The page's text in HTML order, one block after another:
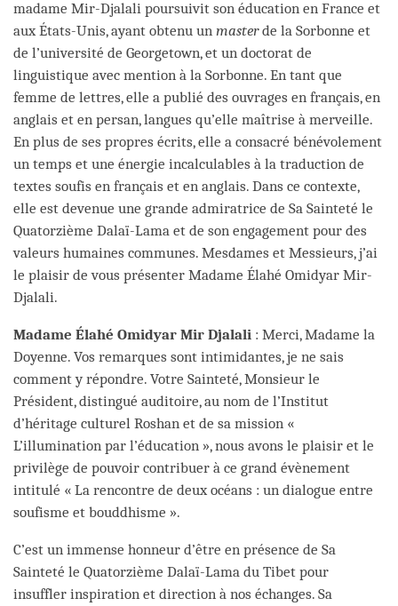
madame Mir-Djalali poursuivit son éducation en France et
aux États-Unis, ayant obtenu un masterde la Sorbonne et
de l’université de Georgetown, et un doctorat de
linguistique avec mention à la Sorbonne. En tant que
femme de lettres, elle a publié des ouvrages en français, en
anglais et en persan, langues qu’elle maîtrise à merveille.
En plus de ses propres écrits, elle a consacré bénévolement
un temps et une énergie incalculables à la traduction de
textes soufis en français et en anglais. Dans ce contexte,
elle est devenue une grande admiratrice de Sa Sainteté le
Quatorzième Dalaï-Lama et de son engagement pour des
valeurs humaines communes. Mesdames et Messieurs, j’ai
le plaisir de vous présenter Madame Élahé Omidyar Mir-
Djalali.
Madame Élahé Omidyar Mir Djalali : Merci, Madame la
Doyenne. Vos remarques sont intimidantes, je ne sais
comment y répondre. Votre Sainteté, Monsieur le
Président, distingué auditoire, au nom de l’Institut
d’héritage culturel Roshan et de sa mission «
L’illumination par l’éducation », nous avons le plaisir et le
privilège de pouvoir contribuer à ce grand évènement
intitulé « La rencontre de deux océans : un dialogue entre
soufisme et bouddhisme ».
C’est un immense honneur d’être en présence de Sa
Sainteté le Quatorzième Dalaï-Lama du Tibet pour
insuffler inspiration et direction à nos échanges. Sa